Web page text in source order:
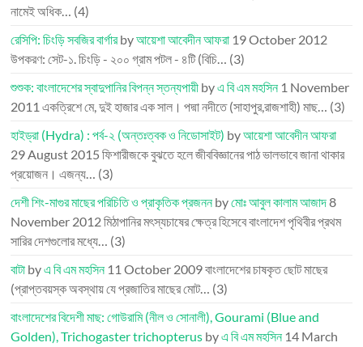
নামেই অধিক… (4)
রেসিপি: চিংড়ি সবজির বার্গারbyআয়েশা আবেদীন আফরা 19 October 2012
উপকরণ: সেট-১. চিংড়ি - ২০০ গ্রাম পটল - ৪টি (বিচি… (3)
শুশুক: বাংলাদেশের স্বাদুপানির বিপন্ন স্তন্যপায়ী byএ বি এম মহসিন 1 November
2011 একত্রিশে মে, দুই হাজার এক সাল। পদ্মা নদীতে (সাহাপুর,রাজশাহী) মাছ… (3)
হাইড্রা (Hydra) : পর্ব-২ (অন্তঃত্বক ও নিডোসাইট) byআয়েশা আবেদীন আফরা
29 August 2015 ফিশারীজকে বুঝতে হলে জীববিজ্ঞানের পাঠ ভালভাবে জানা থাকার
প্রয়োজন। এজন্য… (3)
দেশী শিং-মাগুর মাছের পরিচিতি ও প্রাকৃতিক প্রজননbyমোঃ আবুল কালাম আজাদ8
November 2012মিঠাপানির মৎস্যচাষের ক্ষেত্র হিসেবে বাংলাদেশ পৃথিবীর প্রথম
সারির দেশগুলোর মধ্যে… (3)
বাটা byএ বি এম মহসিন 11 October 2009বাংলাদেশের চাষকৃত ছোট মাছের
(প্রাপ্তবয়স্ক অবস্থায় যে প্রজাতির মাছের মোট… (3)
বাংলাদেশের বিদেশী মাছ: গোউরামি (নীল ও সোনালী), Gourami (Blue and
Golden), Trichogaster trichopterus byএ বি এম মহসিন 14 March